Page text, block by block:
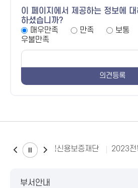
이 페이지에서 제공하는 정보에
하셨습니까?
매우만족
만족 보통
우불만족
전북신용보증재단 2023전
부서안내